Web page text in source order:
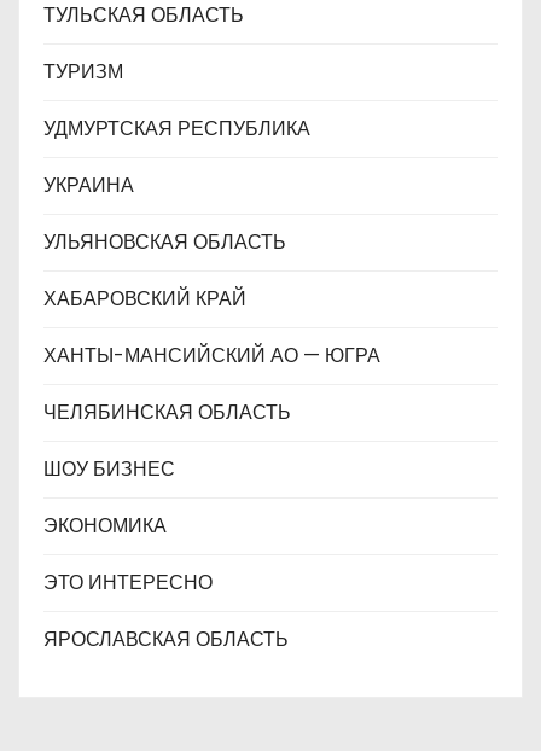
ТУЛЬСКАЯ ОБЛАСТЬ
ТУРИЗМ
УДМУРТСКАЯ РЕСПУБЛИКА
УКРАИНА
УЛЬЯНОВСКАЯ ОБЛАСТЬ
ХАБАРОВСКИЙ КРАЙ
ХАНТЫ-МАНСИЙСКИЙ АО — ЮГРА
ЧЕЛЯБИНСКАЯ ОБЛАСТЬ
ШОУ БИЗНЕС
ЭКОНОМИКА
ЭТО ИНТЕРЕСНО
ЯРОСЛАВСКАЯ ОБЛАСТЬ